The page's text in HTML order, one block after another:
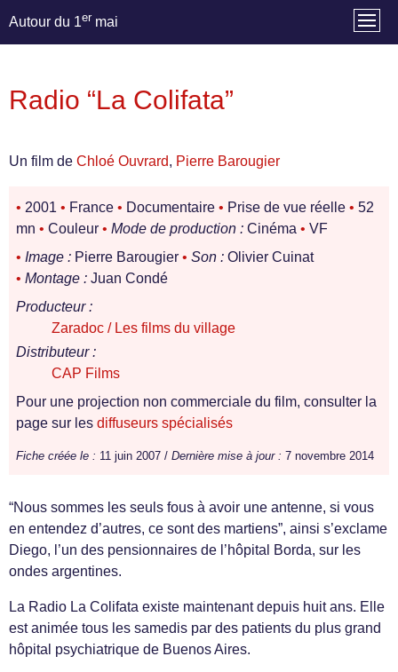
Autour du 1er mai
Radio “La Colifata”
Un film de Chloé Ouvrard, Pierre Barougier
• 2001 • France • Documentaire • Prise de vue réelle • 52
mn • Couleur • Mode de production : Cinéma • VF
• Image : Pierre Barougier • Son : Olivier Cuinat
• Montage : Juan Condé
Producteur :
Zaradoc / Les films du village
Distributeur :
CAP Films
Pour une projection non commerciale du film, consulter la
page sur les diffuseurs spécialisés
Fiche créée le : 11 juin 2007 / Dernière mise à jour : 7 novembre 2014
“Nous sommes les seuls fous à avoir une antenne, si vous
en entendez d’autres, ce sont des martiens”, ainsi s’exclame
Diego, l’un des pensionnaires de l’hôpital Borda, sur les
ondes argentines.
La Radio La Colifata existe maintenant depuis huit ans. Elle
est animée tous les samedis par des patients du plus grand
hôpital psychiatrique de Buenos Aires.